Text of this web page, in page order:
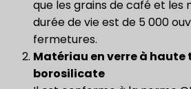
que les grains de café et les
durée de vie est de 5 000
fermetures.
Matériau en verre à haute
borosilicate